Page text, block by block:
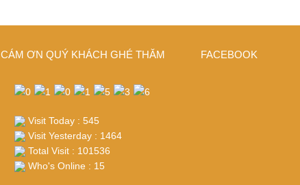
CÁM ƠN QUÝ KHÁCH GHÉ THĂM
Visit Today : 545
Visit Yesterday : 1464
Total Visit : 101536
Who's Online : 15
FACEBOOK